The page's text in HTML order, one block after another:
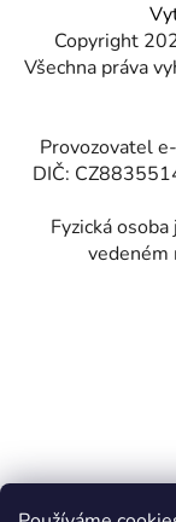
Copyright
Všechna práva
Provozovatel
DIČ:
Fyzická
vedeném